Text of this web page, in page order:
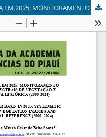
SECA NA BACIA DO RIO PARNAÍBA EM 2025: MONITORAMENTO SISTEMÁTICO COM ÍNDICES ESPECTRAIS DE VEGETAÇÃO E REFERÊNCIA CLIMATOLÓGICA HISTÓRICA (2000-2024)